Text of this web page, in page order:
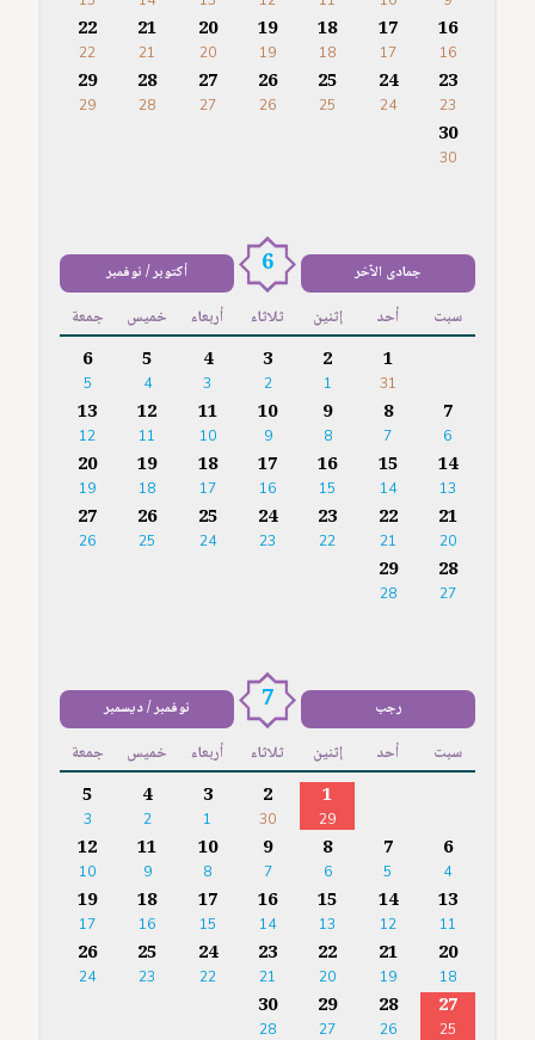
16
16
17
17
18
18
19
19
20
20
21
21
22
22
23
23
24
24
25
25
26
26
27
27
28
28
29
29
30
30
جمادى الآخر 6 أكتوبر / نوفمبر
سبت أحد إثنين ثلاثاء أربعاء خميس جمعة
1
31
2
1
3
2
4
3
5
4
6
5
7
6
8
7
9
8
10
9
11
10
12
11
13
12
14
13
15
14
16
15
17
16
18
17
19
18
20
19
21
20
22
21
23
22
24
23
25
24
26
25
27
26
28
27
29
28
رجب 7 نوفمبر / ديسمبر
سبت أحد إثنين ثلاثاء أربعاء خميس جمعة
1
29
2
30
3
1
4
2
5
3
6
4
7
5
8
6
9
7
10
8
11
9
12
10
13
11
14
12
15
13
16
14
17
15
18
16
19
17
20
18
21
19
22
20
23
21
24
22
25
23
26
24
27
25
28
26
29
27
30
28